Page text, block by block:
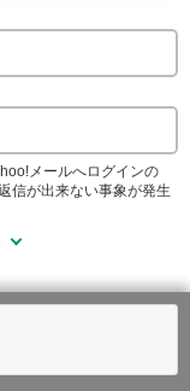
メールへログインの
信が出来ない事象が発生